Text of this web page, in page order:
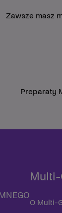
Zawsze masz
Preparaty
O Multi-